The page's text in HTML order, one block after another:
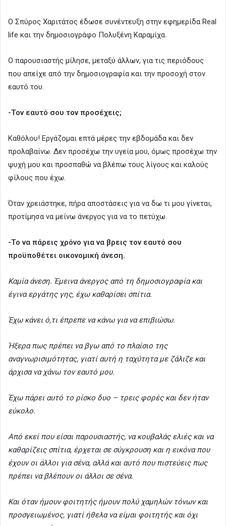
Ο Σπύρος Χαριτάτος έδωσε συνέντευξη στην εφημερίδα Real
life και την δημοσιογράφο Πολυξένη Καραμίχα.
O παρουσιαστής μίλησε, μεταξύ άλλων, για τις περιόδους
που απείχε από την δημοσιογραφία και την προσοχή στον
εαυτό του.
-Τον εαυτό σου τον προσέχεις;
Καθόλου! Εργάζομαι επτά μέρες την εβδομάδα και δεν
προλαβαίνω. Δεν προσέχω την υγεία μου, όμως προσέχω την
ψυχή μου και προσπαθώ να βλέπω τους λίγους και καλούς
φίλους που έχω.
Όταν χρειάστηκε, πήρα αποστάσεις για να δω τι μου γίνεται,
προτίμησα να μείνω άνεργος για να το πετύχω.
-Το να πάρεις χρόνο για να βρεις τον εαυτό σου
προϋποθέτει οικονομική άνεση.
Καμία άνεση. Έμεινα άνεργος από τη δημοσιογραφία και
έγινα εργάτης γης, έχω καθαρίσει σπίτια.
Έχω κάνει ό,τι έπρεπε να κάνω για να επιβιώσω.
Ήξερα πως πρέπει να βγω από το πλαίσιο της
αναγνωρισιμότητας, γιατί αυτή η ταχύτητα με ζάλιζε και
άρχισα να χάνω τον εαυτό μου.
Έχω πάρει αυτό το ρίσκο δυο – τρεις φορές και δεν ήταν
εύκολο.
Από εκεί που είσαι παρουσιαστής, να κουβαλάς ελιές και να
καθαρίζεις σπίτια, έρχεται σε σύγκρουση και η εικόνα που
έχουν οι άλλοι για σένα, αλλά και αυτό που πιστεύεις πως
πρέπει να βλέπουν οι άλλοι σε σένα.
Και όταν ήμουν φοιτητής ήμουν πολύ χαμηλών τόνων και
προσγειωμένος, γιατί ήθελα να είμαι φοιτητής και όχι